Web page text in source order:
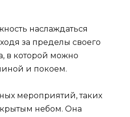
наслаждаться
за пределы своего
в которой можно
и покоем.
мероприятий, таких
небом. Она